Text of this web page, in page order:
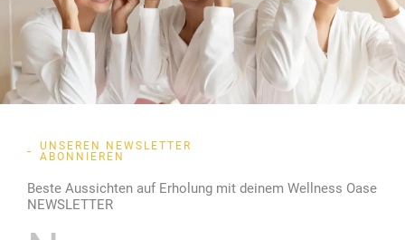
UNSEREN NEWSLETTER
ABONNIEREN
Beste Aussichten auf Erholung mit deinem Wellness Oase
NEWSLETTER